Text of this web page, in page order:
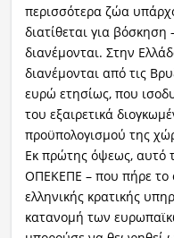
περισσότερα ζώα
διατίθεται για
διανέμονται. Στην
διανέμονται από τις
ευρώ ετησίως, που
του εξαιρετικά
προϋπολογισμού της
Εκ πρώτης όψεως, αυτό
ΟΠΕΚΕΠΕ – που πήρε το
ελληνικής κρατικής
κατανομή των